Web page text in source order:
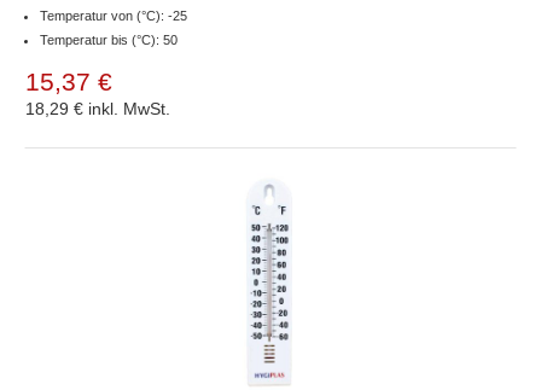
Temperatur von (°C): -25
Temperatur bis (°C): 50
15,37 €
18,29 € inkl. MwSt.